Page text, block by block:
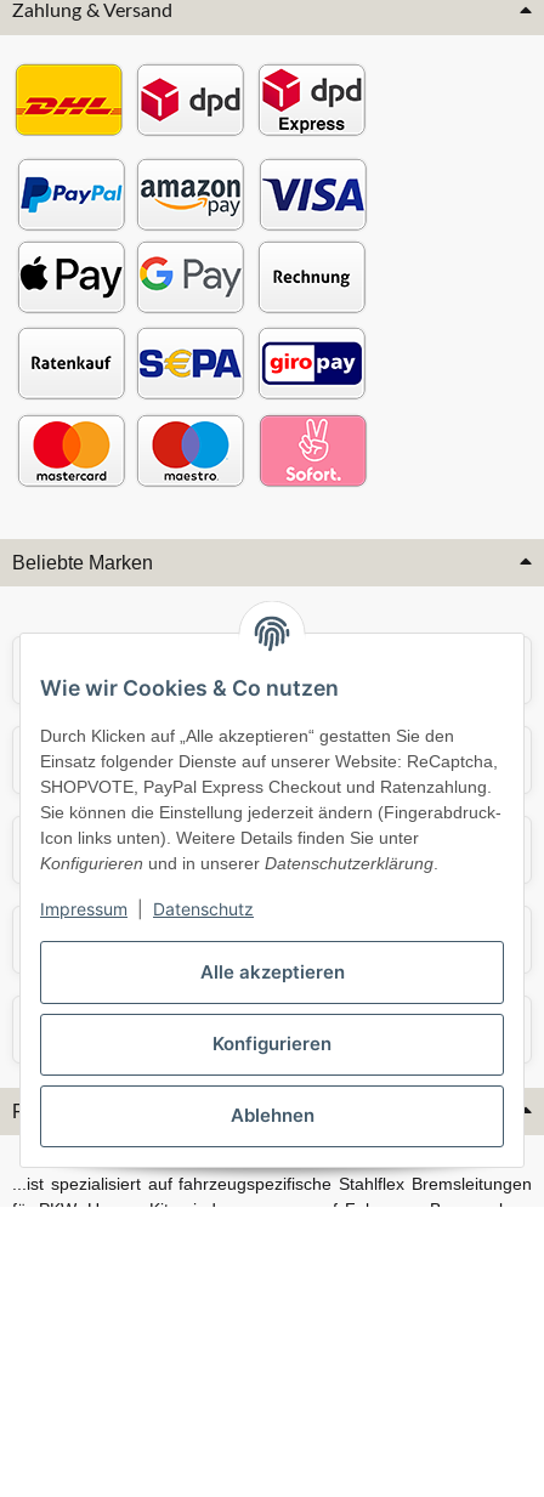
Alle akzeptieren
Konfigurieren
Ablehnen
Wie wir Cookies & Co nutzen
Durch Klicken auf „Alle akzeptieren“ gestatten Sie den
Einsatz folgender Dienste auf unserer Website: ReCaptcha,
SHOPVOTE, PayPal Express Checkout und Ratenzahlung.
Sie können die Einstellung jederzeit ändern (Fingerabdruck-
Icon links unten). Weitere Details finden Sie unter
Konfigurieren und in unserer Datenschutzerklärung.
Impressum Datenschutz
Zahlung & Versand
Beliebte Marken
Mercedes Mini
Opel Porsche
Skoda Smart
Flex-Hydraulik...
...ist spezialisiert auf fahrzeugspezifische Stahlflex Bremsleitungen
für PKW. Unsere Kits sind passgenau auf Fahrzeug, Bremsanlage